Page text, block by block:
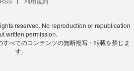
reserved. No reproduction or republication
written permission.
べてのコンテンツの無断複写・転載を禁じま
す。